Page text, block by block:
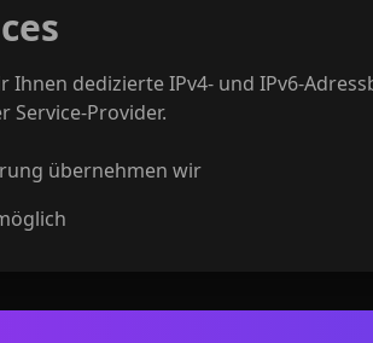
Ihnen dedizierte IPv4- und IPv6-
Provider.
übernehmen wir